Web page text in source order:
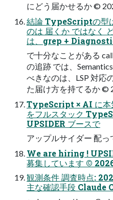
にどう届かせるか ©
結論 TypeScriptの型
のは 届くか ではなく
は、grep +
で十分なことがある
の追跡 では、
べきなのは、LSP 対応
た届け方を持てるか ©
TypeScript × AI に本
をフルスタック
UPSIDER ブースで
アップルサイダー 配っ
We are hiring !
募集しています ©
観測条件 調査時点:
主な確認手段 Claude